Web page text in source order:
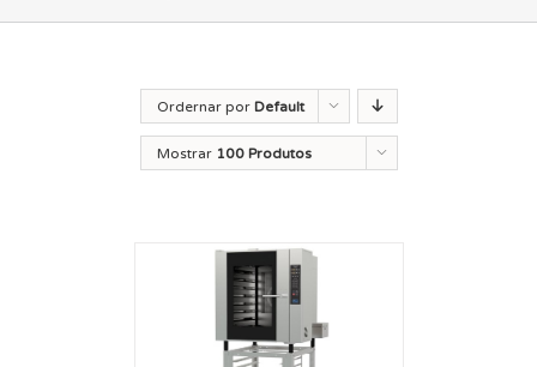
Ordernar por Default
Order
Mostrar 100 Produtos